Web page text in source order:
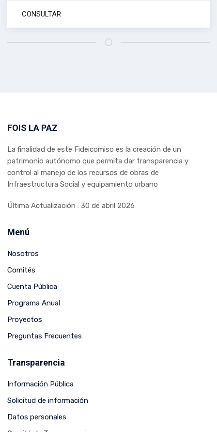
CONSULTAR
FOIS LA PAZ
La finalidad de este Fideicomiso es la creación de un
patrimonio autónomo que permita dar transparencia y
control al manejo de los recursos de obras de
Infraestructura Social y equipamiento urbano
Última Actualización : 30 de abril 2026
Menú
Nosotros
Comités
Cuenta Pública
Programa Anual
Proyectos
Preguntas Frecuentes
Transparencia
Información Pública
Solicitud de información
Datos personales